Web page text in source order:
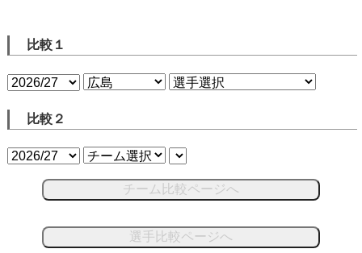
比較１
比較２
チーム比較ページへ
選手比較ページへ